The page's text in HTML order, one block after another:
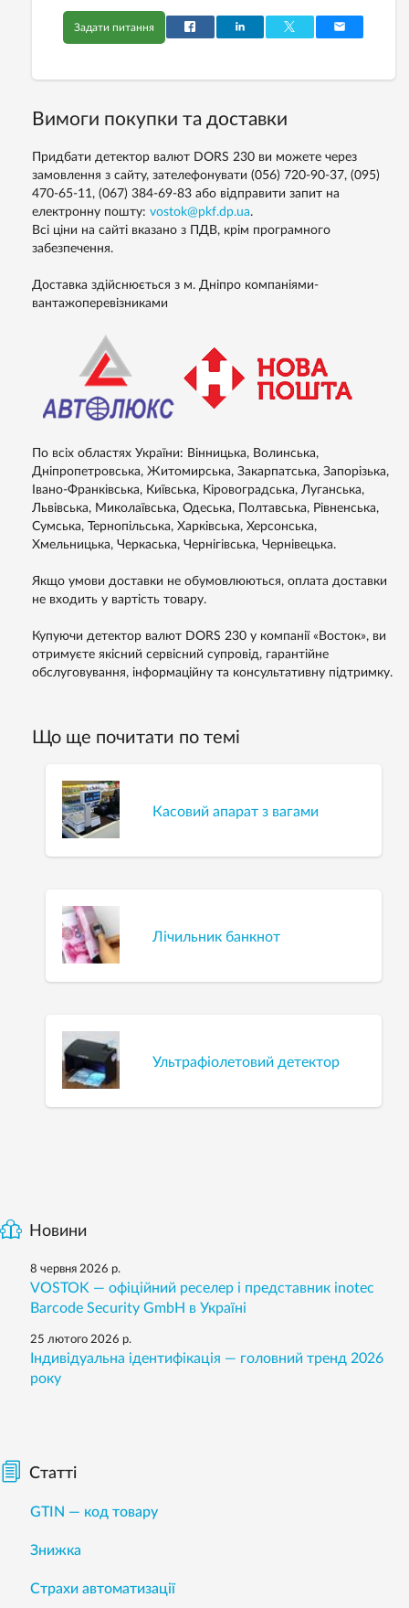
Задати питання
Вимоги покупки та доставки
Придбати детектор валют DORS 230 ви можете через
замовлення з сайту, зателефонувати (056) 720-90-37, (095)
470-65-11, (067) 384-69-83 або відправити запит на
електронну пошту: vostok@pkf.dp.ua.
Всі ціни на сайті вказано з ПДВ, крім програмного
забезпечення.
Доставка здійснюється з м. Дніпро компаніями-
вантажоперевізниками
По всіх областях України: Вінницька, Волинська,
Дніпропетровська, Житомирська, Закарпатська, Запорізька,
Івано-Франківська, Київська, Кіровоградська, Луганська,
Львівська, Миколаївська, Одеська, Полтавська, Рівненська,
Сумська, Тернопільська, Харківська, Херсонська,
Хмельницька, Черкаська, Чернігівська, Чернівецька.
Якщо умови доставки не обумовлюються, оплата доставки
не входить у вартість товару.
Купуючи детектор валют DORS 230 у компанії «Восток», ви
отримуєте якісний сервісний супровід, гарантійне
обслуговування, інформаційну та консультативну підтримку.
Що ще почитати по темі
Касовий апарат з вагами
Лічильник банкнот
Ультрафіолетовий детектор
Новини
8 червня 2026 р.
VOSTOK — офіційний реселер і представник inotec
Barcode Security GmbH в Україні
25 лютого 2026 р.
Індивідуальна ідентифікація — головний тренд 2026
року
Статті
GTIN — код товару
Знижка
Страхи автоматизації